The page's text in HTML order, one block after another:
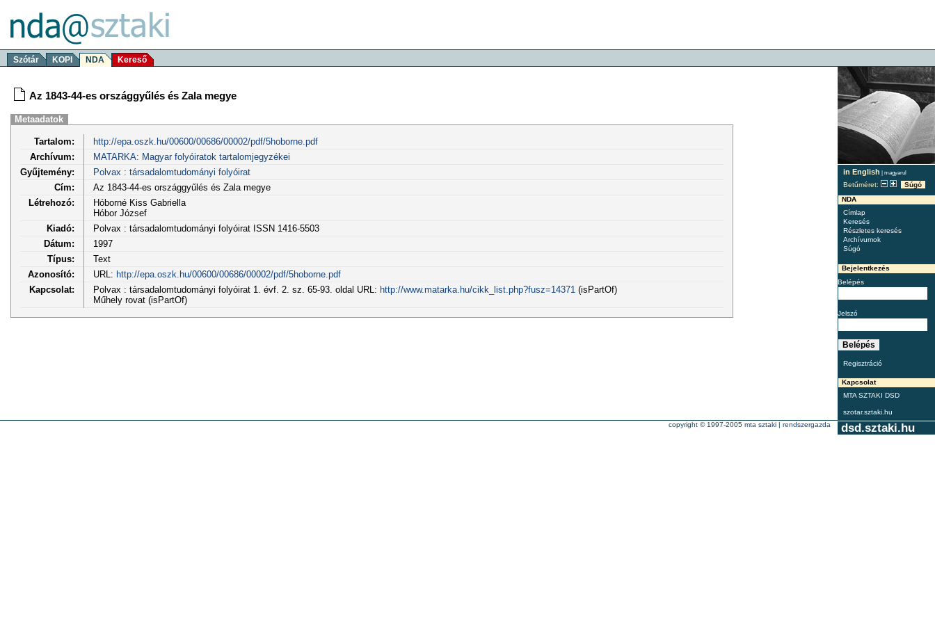
Szótár KOPI NDA Kereső
in English | magyarul
Betűméret:
Súgó
NDA
Címlap
Keresés
Részletes keresés
Archívumok
Súgó
Bejelentkezés
Belépés
Jelszó
Regisztráció
Kapcsolat
MTA SZTAKI DSD
szotar.sztaki.hu
Az 1843-44-es országgyűlés és Zala megye
Metaadatok
Tartalom:
http://epa.oszk.hu/00600/00686/00002/pdf/5hoborne.pdf
Archívum:
MATARKA: Magyar folyóiratok tartalomjegyzékei
Gyűjtemény:
Polvax : társadalomtudományi folyóirat
Cím:
Az 1843-44-es országgyűlés és Zala megye
Létrehozó:
Hóborné Kiss Gabriella
Hóbor József
Kiadó:
Polvax : társadalomtudományi folyóirat ISSN 1416-5503
Dátum:
1997
Típus:
Text
Azonosító:
URL: http://epa.oszk.hu/00600/00686/00002/pdf/5hoborne.pdf
Kapcsolat:
Polvax : társadalomtudományi folyóirat 1. évf. 2. sz. 65-93. oldal URL: http://www.matarka.hu/cikk_list.php?fusz=14371 (isPartOf)
Műhely rovat (isPartOf)
dsd.sztaki.hu
copyright © 1997-2005 mta sztaki | rendszergazda